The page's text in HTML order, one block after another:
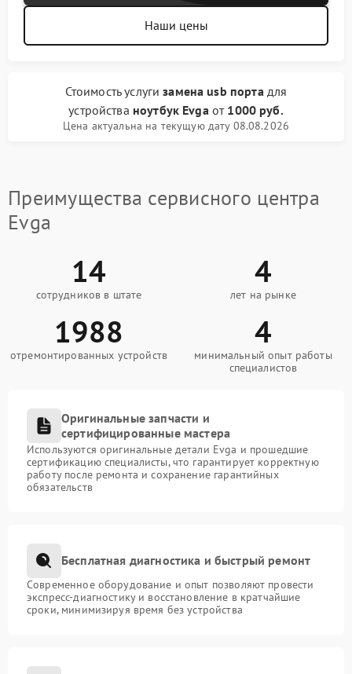
Наши цены
Стоимость услугизамена usb порта для
устройства ноутбук Evga от 1000 руб.
Цена актуальна на текущую дату 08.08.2026
Преимущества сервисного центра
Evga
14
сотрудников в штате
4
лет на рынке
1988
отремонтированных устройств
4
минимальный опыт работы
специалистов
Оригинальные запчасти и
сертифицированные мастера
Используются оригинальные детали Evga и прошедшие
сертификацию специалисты, что гарантирует корректную
работу после ремонта и сохранение гарантийных
обязательств
Бесплатная диагностика и быстрый ремонт
Современное оборудование и опыт позволяют провести
экспресс-диагностику и восстановление в кратчайшие
сроки, минимизируя время без устройства